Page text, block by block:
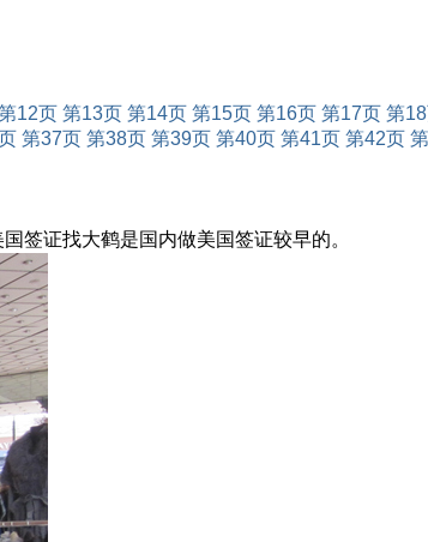
12页 第13页 第14页 第15页 第16页 第17页 第
第37页 第38页 第39页 第40页 第41页 第42页
签证找大鹤是国内做美国签证较早的。